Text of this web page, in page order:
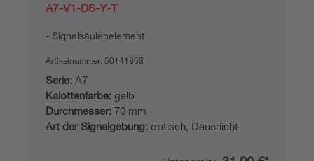
A7-V1-DS-Y-T
Signalsäulenelement
Artikelnummer: 50141868
Serie: A7
Kalottenfarbe: gelb
Durchmesser: 70 mm
Art der Signalgebung: optisch, Dauerlicht